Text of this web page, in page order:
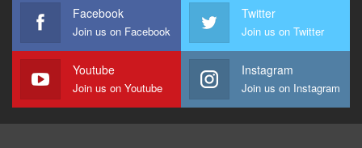
Facebook
Join us on Facebook
Twitter
Join us on Twitter
Youtube
Join us on Youtube
Instagram
Join us on Instagram